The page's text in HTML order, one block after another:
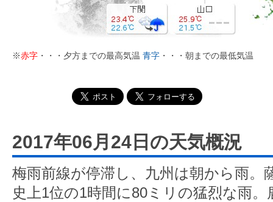
※赤字 ・・・夕方までの最高気温 青字 ・・・朝までの最低気温
2017年06月24日の天気概況
梅雨前線が停滞し、九州は朝から雨。
史上1位の1時間に80ミリの猛烈な雨